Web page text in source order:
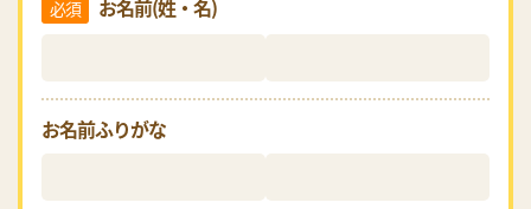
必須 お名前(姓・名)
お名前ふりがな